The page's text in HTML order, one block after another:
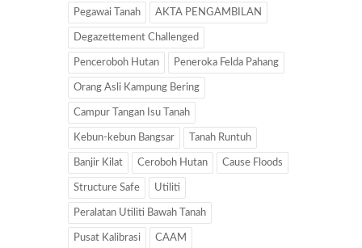
Pegawai Tanah AKTA PENGAMBILAN
Degazettement Challenged
Penceroboh Hutan Peneroka Felda Pahang
Orang Asli Kampung Bering
Campur Tangan Isu Tanah
Kebun-kebun Bangsar Tanah Runtuh
Banjir Kilat Ceroboh Hutan Cause Floods
Structure Safe Utiliti
Peralatan Utiliti Bawah Tanah
Pusat Kalibrasi CAAM